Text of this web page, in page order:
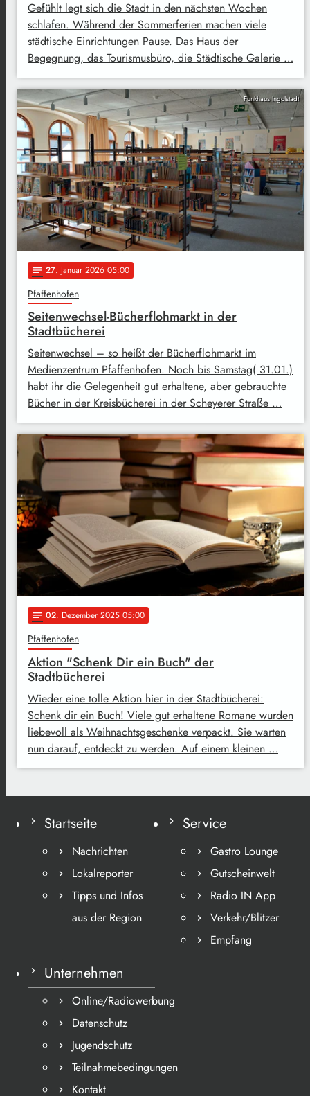
Gefühlt legt sich die Stadt in den nächsten Wochen
schlafen. Während der Sommerferien machen viele
städtische Einrichtungen Pause. Das Haus der
Begegnung, das Tourismusbüro, die Städtische Galerie …
Funkhaus Ingolstadt
notes 27. Januar 2026 05:00
Pfaffenhofen
Seitenwechsel-Bücherflohmarkt in der
Stadtbücherei
Seitenwechsel – so heißt der Bücherflohmarkt im
Medienzentrum Pfaffenhofen. Noch bis Samstag( 31.01.)
habt ihr die Gelegenheit gut erhaltene, aber gebrauchte
Bücher in der Kreisbücherei in der Scheyerer Straße …
notes 02. Dezember 2025 05:00
Pfaffenhofen
Aktion "Schenk Dir ein Buch" der
Stadtbücherei
Wieder eine tolle Aktion hier in der Stadtbücherei:
Schenk dir ein Buch! Viele gut erhaltene Romane wurden
liebevoll als Weihnachtsgeschenke verpackt. Sie warten
nun darauf, entdeckt zu werden. Auf einem kleinen …
Startseite
Nachrichten
Lokalreporter
Tipps und Infos
aus der Region
Service
Gastro Lounge
Gutscheinwelt
Radio IN App
Verkehr/Blitzer
Empfang
Unternehmen
Online/Radiowerbung
Datenschutz
Jugendschutz
Teilnahmebedingungen
Kontakt